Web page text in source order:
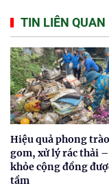
TIN LIÊN QUAN
Hiệu quả phong
gom, xử lý rác thải –
khỏe cộng đồng
tầm